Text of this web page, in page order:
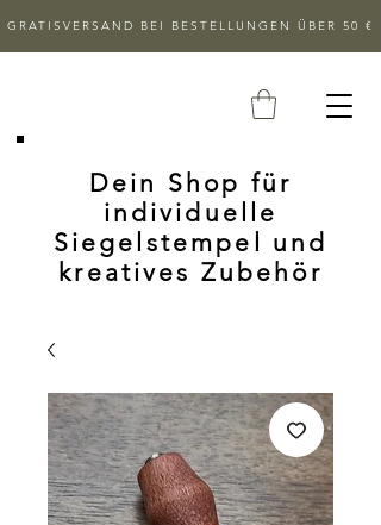
GRATISVERSAND BEI BESTELLUNGEN ÜBER 50 €
Dein Shop für
individuelle
Siegelstempel und
kreatives Zubehör